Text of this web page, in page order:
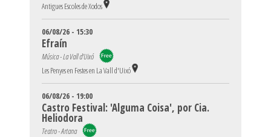
Antigues Escoles de Xodos
06/08/26 - 15:30
Efraín
Música - La Vall d'Uixó
Les Penyes en Festes en La Vall d'Uixó
06/08/26 - 19:00
Castro Festival: 'Alguma Coisa', por Cia.
Heliodora
Teatro - Artana